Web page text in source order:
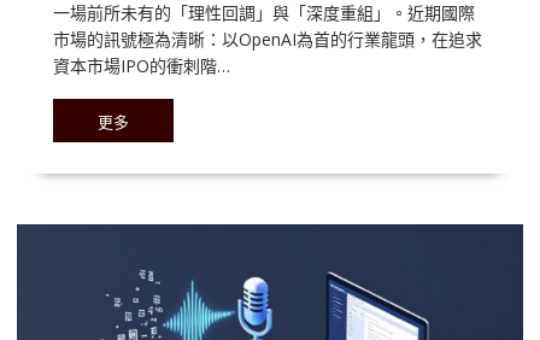
一場前所未有的「理性回調」與「深度重組」。近期國際
市場的訊號極為清晰：以OpenAI為首的行業龍頭，在追求
資本市場IPO的衝刺階…
更多